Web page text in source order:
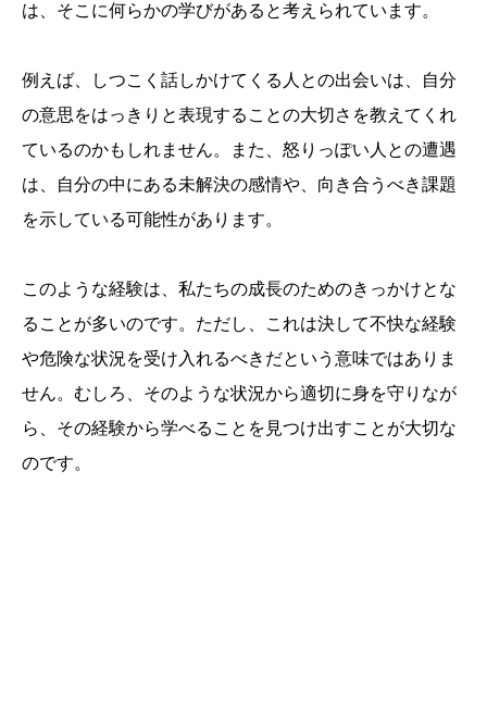
は、そこに何らかの学びがあると考えられています。
例えば、しつこく話しかけてくる人との出会いは、自分
の意思をはっきりと表現することの大切さを教えてくれ
ているのかもしれません。また、怒りっぽい人との遭遇
は、自分の中にある未解決の感情や、向き合うべき課題
を示している可能性があります。
このような経験は、私たちの成長のためのきっかけとな
ることが多いのです。ただし、これは決して不快な経験
や危険な状況を受け入れるべきだという意味ではありま
せん。むしろ、そのような状況から適切に身を守りなが
ら、その経験から学べることを見つけ出すことが大切な
のです。